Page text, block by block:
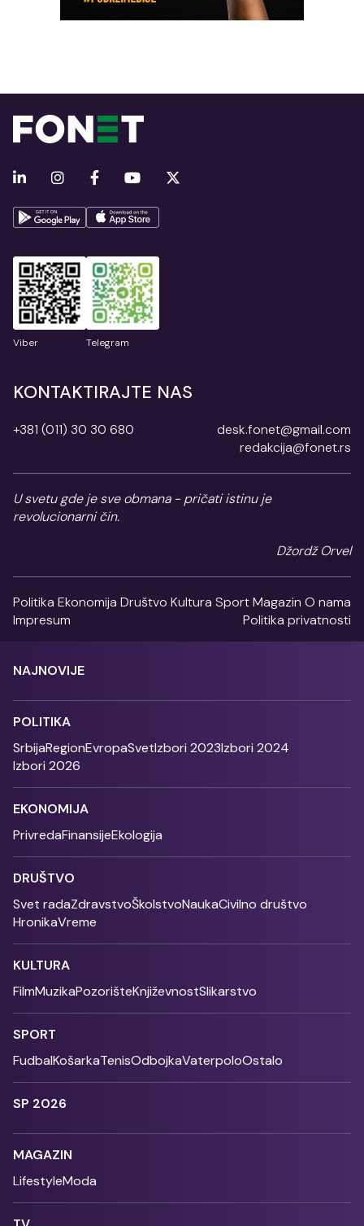
Viber Telegram
KONTAKTIRAJTE NAS
+381 (011) 30 30 680
desk.fonet@gmail.com
redakcija@fonet.rs
U svetu gde je sve obmana - pričati istinu je
revolucionarni čin.
Džordž Orvel
Politika Ekonomija Društvo Kultura SportMagazin O nama
Impresum
Politika privatnosti
NAJNOVIJE
POLITIKA
SrbijaRegionEvropaSvetIzbori 2023Izbori 2024
Izbori 2026
EKONOMIJA
PrivredaFinansijeEkologija
DRUŠTVO
Svet radaZdravstvoŠkolstvoNaukaCivilno društvo
HronikaVreme
KULTURA
FilmMuzikaPozorišteKnjiževnostSlikarstvo
SPORT
FudbalKošarkaTenisOdbojkaVaterpoloOstalo
SP 2026
MAGAZIN
LifestyleModa